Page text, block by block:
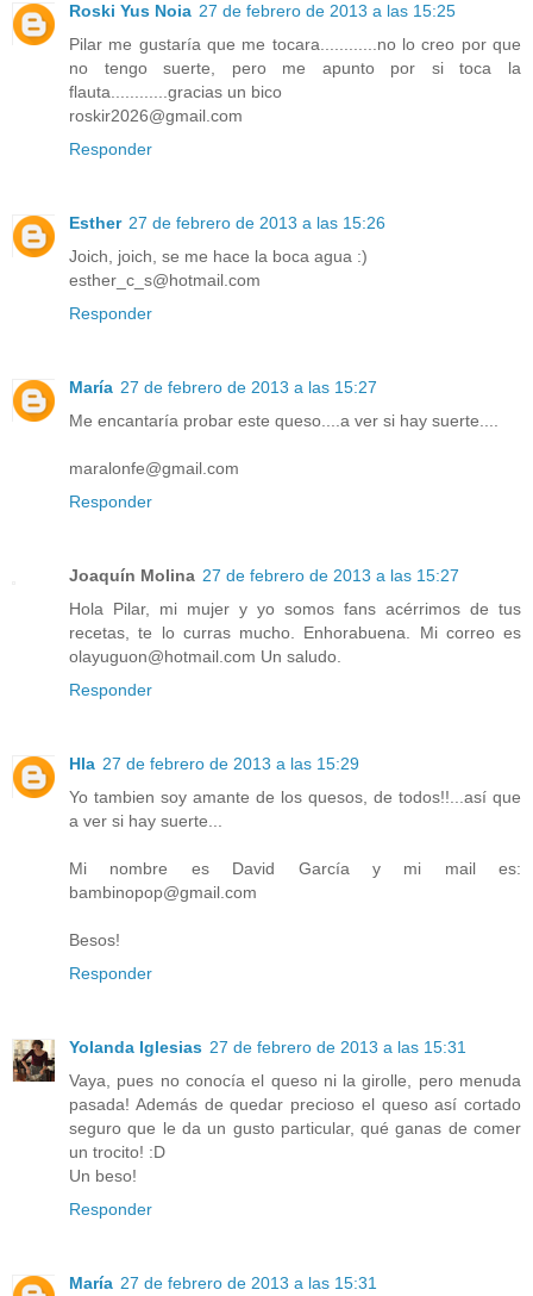
Roski Yus Noia 27 de febrero de 2013 a las 15:25
Pilar me gustaría que me tocara............no lo creo por que
no tengo suerte, pero me apunto por si toca la
flauta............gracias un bico
roskir2026@gmail.com
Responder
Esther 27 de febrero de 2013 a las 15:26
Joich, joich, se me hace la boca agua :)
esther_c_s@hotmail.com
Responder
María 27 de febrero de 2013 a las 15:27
Me encantaría probar este queso....a ver si hay suerte....
maralonfe@gmail.com
Responder
Joaquín Molina 27 de febrero de 2013 a las 15:27
Hola Pilar, mi mujer y yo somos fans acérrimos de tus
recetas, te lo curras mucho. Enhorabuena. Mi correo es
olayuguon@hotmail.com Un saludo.
Responder
Hla 27 de febrero de 2013 a las 15:29
Yo tambien soy amante de los quesos, de todos!!...así que
a ver si hay suerte...
Mi nombre es David García y mi mail es:
bambinopop@gmail.com
Besos!
Responder
Yolanda Iglesias 27 de febrero de 2013 a las 15:31
Vaya, pues no conocía el queso ni la girolle, pero menuda
pasada! Además de quedar precioso el queso así cortado
seguro que le da un gusto particular, qué ganas de comer
un trocito! :D
Un beso!
Responder
María 27 de febrero de 2013 a las 15:31